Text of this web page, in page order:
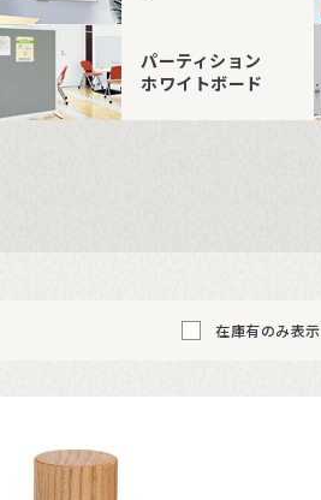
パーティション
ホワイトボード
在庫有のみ表示